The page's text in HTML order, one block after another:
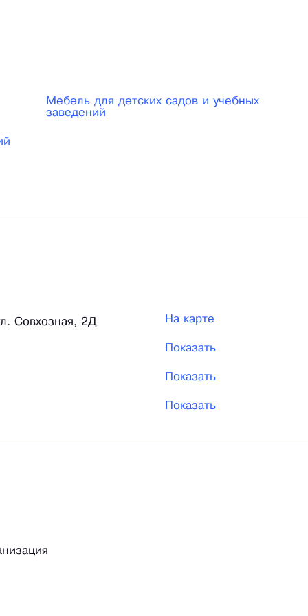
Мебель для детских садов и учебных
заведений
Совхозная, 2Д На карте
Показать
Показать
Показать